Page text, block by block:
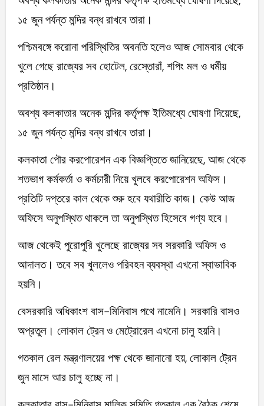
১৫ জুন পর্যন্ত মন্দির বন্ধ রাখবে তারা।
পশ্চিমবঙ্গে করোনা পরিস্থিতির অবনতি হলেও আজ সোমবার থেকে
খুলে গেছে রাজ্যের সব হোটেল, রেস্তোরাঁ, শপিং মল ও ধর্মীয়
প্রতিষ্ঠান।
অবশ্য কলকাতার অনেক মন্দির কর্তৃপক্ষ ইতিমধ্যে ঘোষণা দিয়েছে,
১৫ জুন পর্যন্ত মন্দির বন্ধ রাখবে তারা।
কলকাতা পৌর করপোরেশন এক বিজ্ঞপ্তিতে জানিয়েছে, আজ থেকে
শতভাগ কর্মকর্তা ও কর্মচারী নিয়ে খুলবে করপোরেশন অফিস।
প্রতিটি দপ্তরে কাল থেকে শুরু হবে যথারীতি কাজ। কেউ আজ
অফিসে অনুপস্থিত থাকলে তা অনুপস্থিত হিসেবে গণ্য হবে।
আজ থেকেই পুরোপুরি খুলেছে রাজ্যের সব সরকারি অফিস ও
আদালত। তবে সব খুললেও পরিবহন ব্যবস্থা এখনো স্বাভাবিক
হয়নি।
বেসরকারি অধিকাংশ বাস-মিনিবাস পথে নামেনি। সরকারি বাসও
অপ্রতুল। লোকাল ট্রেন ও মেট্রোরেল এখনো চালু হয়নি।
গতকাল রেল মন্ত্রণালয়ের পক্ষ থেকে জানানো হয়, লোকাল ট্রেন
জুন মাসে আর চালু হচ্ছে না।